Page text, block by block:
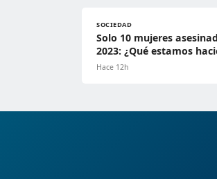
SOCIEDAD
Solo 10 mujeres
2023: ¿Qué estamos
Hace 12h